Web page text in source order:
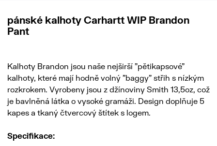
pánské kalhoty Carhartt WIP Brandon
Pant
Kalhoty Brandon jsou naše nejširší "pětikapsové"
kalhoty, které mají hodně volný "baggy" střih s nízkým
rozkrokem. Vyrobeny jsou z džínoviny Smith 13,5oz, což
je bavlněná látka o vysoké gramáži. Design doplňuje 5
kapes a tkaný čtvercový štítek s logem.
Specifikace: